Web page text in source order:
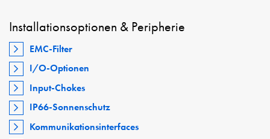
Installationsoptionen & Peripherie
EMC-Filter
I/O-Optionen
Input-Chokes
IP66-Sonnenschutz
Kommunikationsinterfaces